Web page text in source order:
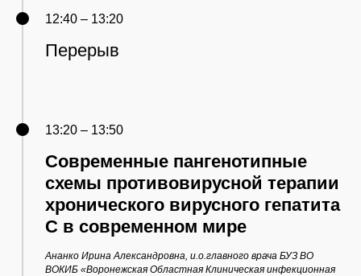
12:40 – 13:20
Перерыв
13:20 – 13:50
Современные пангенотипные
схемы противовирусной терапии
хронического вирусного гепатита
С в современном мире
Ананко Ирина Александровна, и.о.главного врача БУЗ ВО
ВОКИБ «Воронежская Областная Клиническая инфекционная